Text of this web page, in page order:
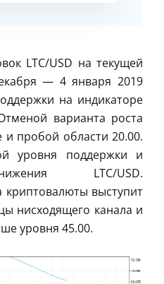
LTC/USD на текущей
— 4 января 2019
на индикаторе
варианта роста
и пробой области 20.00.
уровня поддержки и
LTC/USD.
выступит
нисходящего канала и
уровня 45.00.